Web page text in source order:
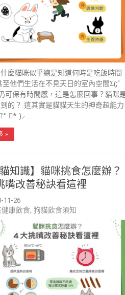
麼貓咪似乎總是知道何時是吃飯時間
至他們生活在不見天日的室內空間Σ(;ﾟ
可保有時間感，這是怎麼回事？貓咪
的？ 這其實是貓貓天生的神奇超能力
॑* )⸝ …
»
貓知識】貓咪挑食怎麼辦？
嘴改善秘訣看這裡
11-26
健康飲食, 狗貓飲食須知